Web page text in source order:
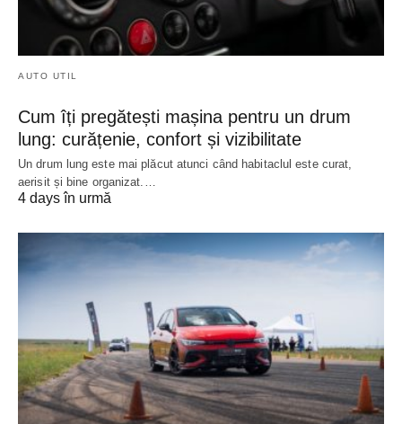
AUTO UTIL
Cum îți pregătești mașina pentru un drum
lung: curățenie, confort și vizibilitate
Un drum lung este mai plăcut atunci când habitaclul este curat,
aerisit și bine organizat.…
4 days în urmă